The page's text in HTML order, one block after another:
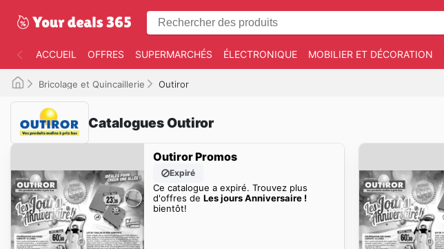
ACCUEIL OFFRES SUPERMARCHÉS ÉLECTRONIQUE MOBILIER ET DÉCORATION
Bricolage et Quincaillerie Outiror
Catalogues Outiror
Outiror Promos
Expiré
Ce catalogue a expiré. Trouvez plus
d'offres de Les jours Anniversaire !
bientôt!